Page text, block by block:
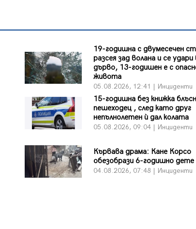
19-годишна с двумесечен
разсея зад волана и се удари
дърво, 13-годишен е с
живота
05.08.2026, 12:41 | Инциденти
15-годишна без книжка
пешеходец , след като друг
непълнолетен ѝ дал колата
05.08.2026, 09:04 | Инциденти
Кървава драма: Кане Корсо
обезобрази 6-годишно дете
04.08.2026, 07:48 | Инциденти